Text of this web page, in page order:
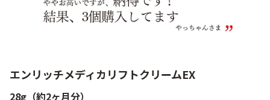
エンリッチメディカリフトクリームEX
28g（約2ヶ月分）